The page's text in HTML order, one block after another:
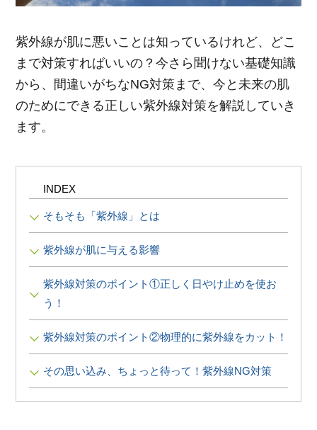
サプリメント・食品
美容・スキンケア
∟ スキンケア
∟ メイク
∟ 美容サプリメント
お悩み・用途から探す
お得にお買い物
ポイントを貯める
ジャーナル(美容情報・健康情報・読み物)
スタッフのお気に入り
ロート製薬の想い
ご案内
新着情報
お問い合わせ
ご利用ガイド
個人情報の取り扱い
特定商取引に関する法律に基づく表記
ご利用環境
サイトマップ
紫外線が肌に悪いことは知っているけれど、どこ
まで対策すればいいの？今さら聞けない基礎知識
から、間違いがちなNG対策まで、今と未来の肌
のためにできる正しい紫外線対策を解説していき
ます。
INDEX
そもそも「紫外線」とは
紫外線が肌に与える影響
紫外線対策のポイント①正しく日やけ止めを使お
う！
紫外線対策のポイント②物理的に紫外線をカット！
その思い込み、ちょっと待って！紫外線NG対策